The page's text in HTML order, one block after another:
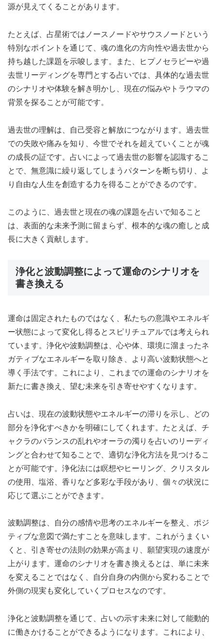
源が見えてくることがあります。
たとえば、占星術ではノースノードやサウスノードという
特別なポイントを通じて、魂の進化の方向性や過去世から
持ち越した課題を示唆します。また、ヒプノセラピーや過
去世リーディングを専門とする占いでは、具体的な過去世
のシナリオや体験を解き明かし、現在の悩みやトラウマの
背景を探ることが可能です。
過去世の理解は、自己受容と解放につながります。過去世
での失敗や痛みを知り、今世でそれを超えていくことが魂
の成長の証です。占いによって過去世の影響を認識するこ
とで、無意識に繰り返してしまうパターンを断ち切り、よ
り自由な人生を創造する力を得ることができるのです。
このように、過去世と現在の魂の課題を占いで知ること
は、表面的な未来予測に留まらず、根本的な魂の癒しと成
長に大きく貢献します。
浄化と波動調整によって運命のシナリオを
書き換える
運命は固定されたものではなく、私たちの意識やエネルギ
ー状態によって変化し得るとスピリチュアルでは考えられ
ています。浄化や波動調整は、心や体、環境に溜まったネ
ガティブなエネルギーを取り除き、より高い波動状態へと
導く手法です。これにより、これまでの運命のシナリオを
新たに書き換え、望む未来を引き寄せやすくなります。
占いは、現在の波動状態やエネルギーの滞りを示し、どの
部分を浄化すべきかを明確にしてくれます。たとえば、チ
ャクラのバランスの乱れやオーラの濁りを占いのリーディ
ングと合わせて知ることで、適切な浄化方法を見つけるこ
とが可能です。浄化法には瞑想やヒーリング、クリスタル
の使用、塩浴、香りなど多彩な手段があり、個々の状況に
応じて選ぶことができます。
波動調整は、自分の感情や思考のエネルギーを整え、ポジ
ティブな意図で満たすことを意味します。これがうまくい
くと、引き寄せの法則の効果が高まり、願望実現の速度が
上がります。運命のシナリオを書き換えるとは、単に未来
を変えることではなく、自分自身の内側から変わることで
外側の現実も変化していくプロセスなのです。
浄化と波動調整を通じて、占いの示す未来に対して能動的
に働きかけることができるようになります。これにより、